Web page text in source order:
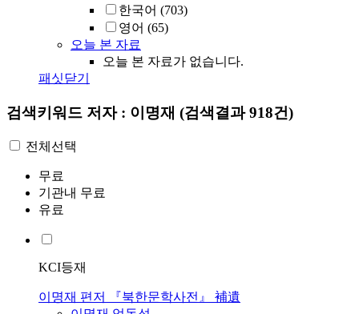
한국어 (703)
영어 (65)
오늘 본 자료
오늘 본 자료가 없습니다.
패싯닫기
검색키워드 저자 : 이명재 (검색결과 918건)
전체선택
무료
기관내 무료
유료
KCI등재
이명재 편저 『북한문학사전』 補遺